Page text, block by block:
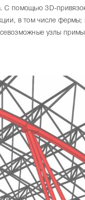
С помощью 3D-
в том числе фермы;
узлы